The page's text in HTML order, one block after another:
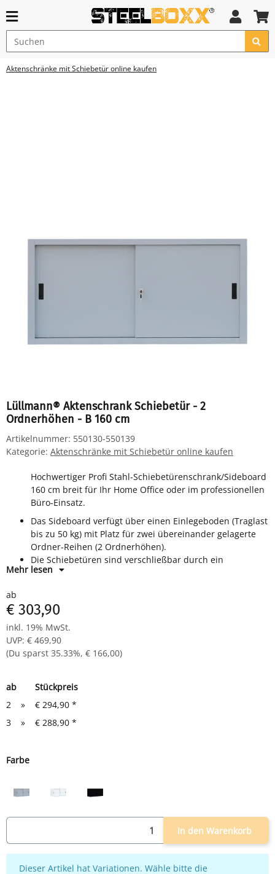
Aktenschränke mit Schiebetür online kaufen
Lüllmann® Aktenschrank Schiebetür - 2
Ordnerhöhen - B 160 cm
Artikelnummer: 550130-550139
Kategorie: Aktenschränke mit Schiebetür online kaufen
Hochwertiger Profi Stahl-Schiebetürenschrank/Sideboard
160 cm breit für Ihr Home Office oder im professionellen
Büro-Einsatz.
Das Sideboard verfügt über einen Einlegeboden (Traglast
bis zu 50 kg) mit Platz für zwei übereinander gelagerte
Ordner-Reihen (2 Ordnerhöhen).
Die Schiebetüren sind verschließbar durch ein
Dreh-/Druck Zylinderschloss inkl. 2 Schlüssel und lassen
Material: Langlebige, geschweißte Stahlblechkonstruktion
Farbe: verschiedene Farben wählbar
Mehr lesen
ab
€ 303,90
inkl. 19% MwSt.
UVP: € 469,90
(Du sparst 35.33%, € 166,00)
ab
Stückpreis
2
» € 294,90 *
3
» € 288,90 *
Farbe
In den Warenkorb
x
Dieser Artikel hat Variationen. Wähle bitte die